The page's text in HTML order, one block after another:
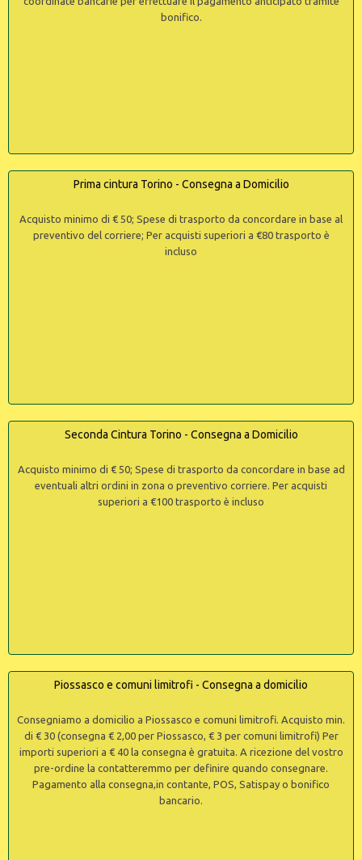
bonifico.
Prima cintura Torino - Consegna a Domicilio
Acquisto minimo di € 50; Spese di trasporto da concordare in base al
preventivo del corriere; Per acquisti superiori a €80 trasporto è
incluso
Seconda Cintura Torino - Consegna a Domicilio
Acquisto minimo di € 50; Spese di trasporto da concordare in base ad
eventuali altri ordini in zona o preventivo corriere. Per acquisti
superiori a €100 trasporto è incluso
Piossasco e comuni limitrofi - Consegna a domicilio
Consegniamo a domicilio a Piossasco e comuni limitrofi. Acquisto min.
di € 30 (consegna € 2,00 per Piossasco, € 3 per comuni limitrofi) Per
importi superiori a € 40 la consegna è gratuita. A ricezione del vostro
pre-ordine la contatteremmo per definire quando consegnare.
Pagamento alla consegna,in contante, POS, Satispay o bonifico
bancario.